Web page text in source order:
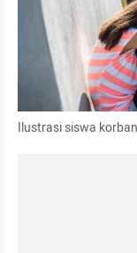
Ilustrasi siswa